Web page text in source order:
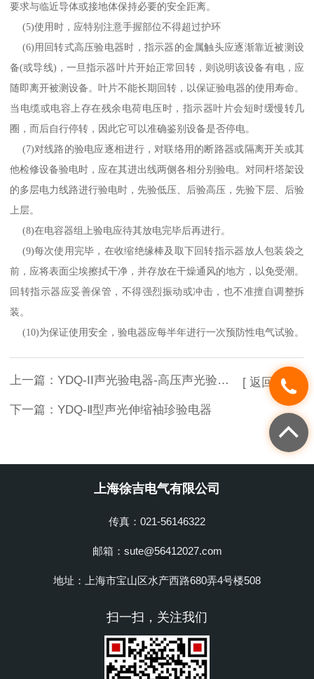
要求与临近导体或接地体保持必要的安全距离。
(5)使用时，应特别注意手握部位不得超过护环
(6) 用回转式高压验电器时，指示器的金属触头应逐渐靠近被测设
备(或导线) ，一旦指示器叶片开始正常回转，则说明该设备有电，应
随即离开被测设备。叶片不能长期回转，以保证验电器的使用寿命。
当电缆或电容上存在残余电荷电压时，指示器叶片会短时缓慢转几
圈，而后自行停转，因此它可以准确鉴别设备是否停电。
(7)对线路的验电应逐相进行，对联络用的断路器或隔离开关或其
他检修设备验电时，应在其进出线两侧各相分别验电。对同杆塔架设
的多层电力线路进行验电时，先验低压、后验高压，先验下层、后验
上层。
(8)在电容器组上验电应待其放电完毕后再进行。
(9)每次使用完毕，在收缩绝缘棒及取下回转指示器放人包装袋之
前，应将表面尘埃擦拭干净，并存放在干燥通风的地方，以免受潮。
回转指示器应妥善保管，不得强烈振动或冲击，也不准擅自调整拆
装。
(10)为保证使用安全，验电器应每半年进行一次预防性电气试验。
上一篇： YDQ-II声光验电器-高压声光验电器
下一篇： YDQ-Ⅱ型声光伸缩袖珍验电器
[ 返回列表 ]
上海徐吉电气有限公司
传真：021-56146322
邮箱：sute@56412027.com
地址：上海市宝山区水产西路680弄4号楼508
扫一扫，关注我们